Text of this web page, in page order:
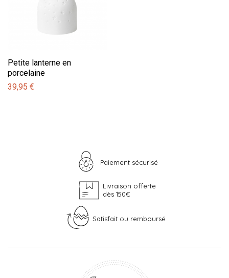
Petite lanterne en
porcelaine
39,95 €
Paiement sécurisé
Livraison offerte
dès 150€
Satisfait ou remboursé